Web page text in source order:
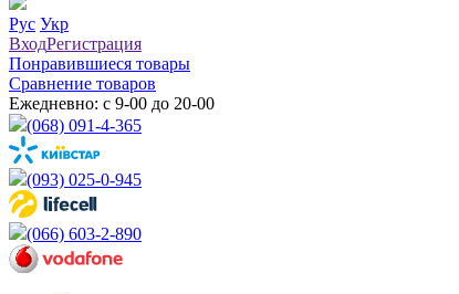
Рус Укр
ВходРегистрация
Понравившиеся товары
Сравнение товаров
Ежедневно: с 9-00 до 20-00
(068) 091-4-365
(093) 025-0-945
(066) 603-2-890